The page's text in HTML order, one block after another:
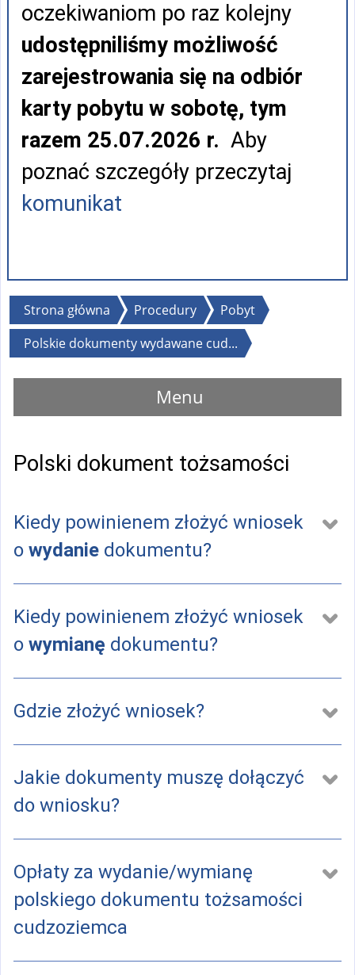
Pouczenia
oczekiwaniom po raz kolejny
udostępniliśmy możliwość
zarejestrowania się na odbiór
karty pobytu w sobotę, tym
razem 25.07.2026 r. Aby
poznać szczegóły przeczytaj
komunikat
Jesteś
tutaj
Strona główna Procedury
Pobyt
Polskie dokumenty wydawane cud...
Menu
Polski dokument tożsamości
Kiedy powinienem złożyć wniosek
o wydanie dokumentu?
Kiedy powinienem złożyć wniosek
o wymianę dokumentu?
Gdzie złożyć wniosek?
Jakie dokumenty muszę dołączyć
do wniosku?
Opłaty za wydanie/wymianę
polskiego dokumentu tożsamości
cudzoziemca